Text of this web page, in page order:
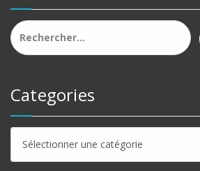
Rechercher :
Categories
Categories